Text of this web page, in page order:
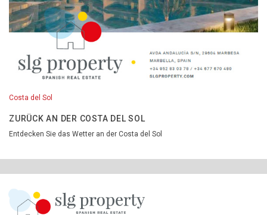
Costa del Sol
ZURÜCK AN DER COSTA DEL SOL
Entdecken Sie das Wetter an der Costa del Sol